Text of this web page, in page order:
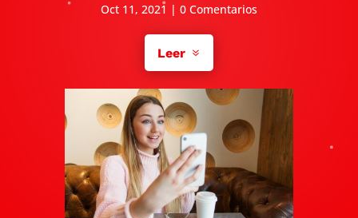
Oct 11, 2021 | 0 Comentarios
Leer